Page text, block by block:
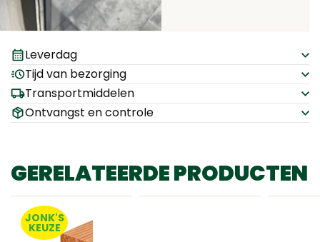
Leverdag
Tijd van bezorging
Transportmiddelen
Ontvangst en controle
GERELATEERDE PRODUCTEN
JONK'S
KEUZE